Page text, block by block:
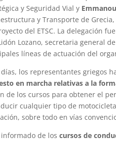
y Seguridad Vial y
y Transporte de
del ETSC. La delegación
Lozano, secretaria general
líneas de actuación del
los representantes griegos
en marcha relativas a la
de los cursos para obtener el
cualquier tipo de
sobre todo en vías
de los cursos de